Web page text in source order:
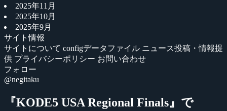
2025年11月
2025年10月
2025年9月
サイト情報
サイトについて configデータファイル ニュース投稿・情報提
供 プライバシーポリシー お問い合わせ
フォロー
@negitaku
『KODE5 USA Regional Finals』で